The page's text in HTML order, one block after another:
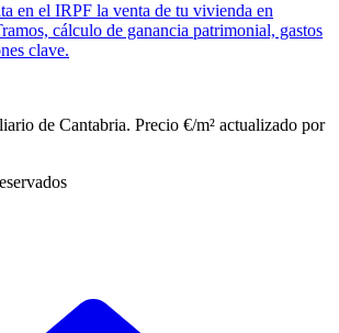
en el IRPF la venta de tu vivienda en
cálculo de ganancia patrimonial, gastos
clave.
de Cantabria. Precio €/m² actualizado por